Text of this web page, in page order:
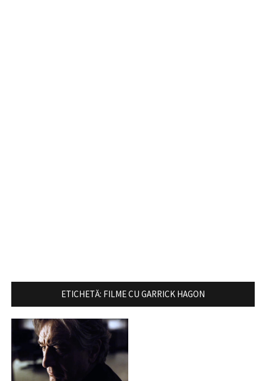
ETICHETĂ: FILME CU GARRICK HAGON